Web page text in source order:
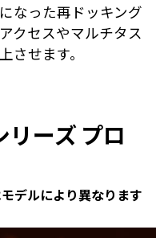
なった再ドッキング
クセスやマルチタス
させます。
リーズ プロ
デルにより異なります